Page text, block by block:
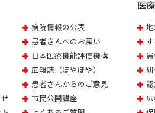
病院情報の公表
患者さんへのお願い
日本医療機能評価機構
広報誌（ほやほや）
患者さんからのご意見
市民公開講座
医